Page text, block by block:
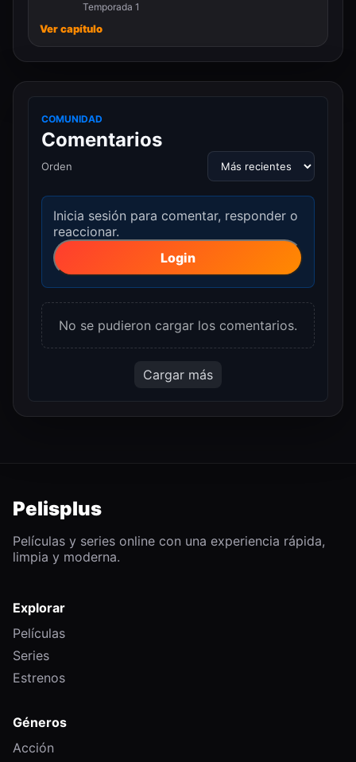
Temporada 1
Ver capítulo
COMUNIDAD
Comentarios
Orden
Inicia sesión para comentar, responder o
reaccionar.
Login
No se pudieron cargar los comentarios.
Cargar más
Pelisplus
Películas y series online con una experiencia rápida,
limpia y moderna.
Explorar
Películas
Series
Estrenos
Géneros
Acción